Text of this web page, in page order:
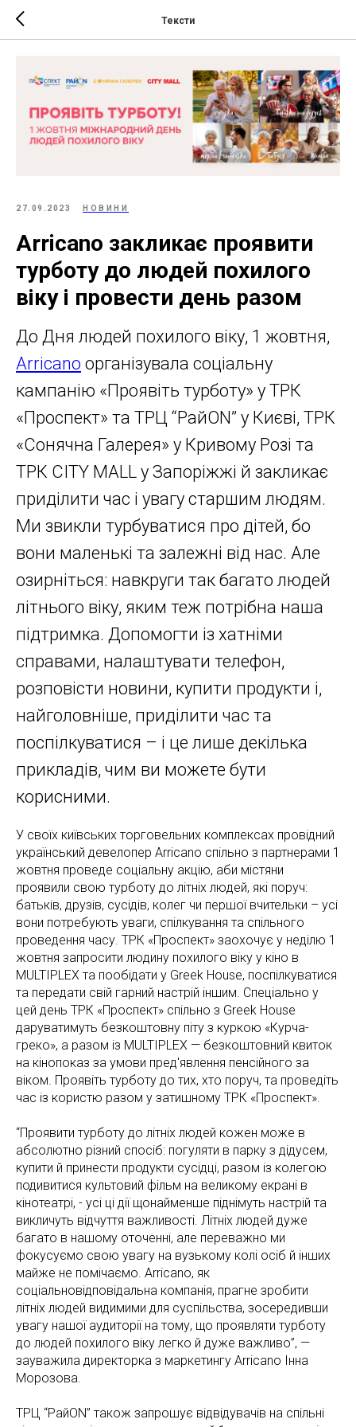
Тексти
27.09.2023 НОВИНИ
Arricano закликає проявити
турботу до людей похилого
віку і провести день разом
До Дня людей похилого віку, 1 жовтня,
Arricano організувала соціальну
кампанію «Проявіть турботу» у ТРК
«Проспект» та ТРЦ “РайON” у Києві, ТРК
«Сонячна Галерея» у Кривому Розі та
ТРК CITY MALL у Запоріжжі й закликає
приділити час і увагу старшим людям.
Ми звикли турбуватися про дітей, бо
вони маленькі та залежні від нас. Але
озирніться: навкруги так багато людей
літнього віку, яким теж потрібна наша
підтримка. Допомогти із хатніми
справами, налаштувати телефон,
розповісти новини, купити продукти і,
найголовніше, приділити час та
поспілкуватися – і це лише декілька
прикладів, чим ви можете бути
корисними.
У своїх київських торговельних комплексах провідний
український девелопер Arricano спільно з партнерами 1
жовтня проведе соціальну акцію, аби містяни
проявили свою турботу до літніх людей, які поруч:
батьків, друзів, сусідів, колег чи першої вчительки – усі
вони потребують уваги, спілкування та спільного
проведення часу. ТРК «Проспект» заохочує у неділю 1
жовтня запросити людину похилого віку у кіно в
MULTIPLEX та пообідати у Greek House, поспілкуватися
та передати свій гарний настрій іншим. Спеціально у
цей день ТРК «Проспект» спільно з Greek House
даруватимуть безкоштовну піту з куркою «Курча-
греко», а разом із MULTIPLEX — безкоштовний квиток
на кінопоказ за умови пред'явлення пенсійного за
віком. Проявіть турботу до тих, хто поруч, та проведіть
час із користю разом у затишному ТРК «Проспект».
“Проявити турботу до літніх людей кожен може в
абсолютно різний спосіб: погуляти в парку з дідусем,
купити й принести продукти сусідці, разом із колегою
подивитися культовий фільм на великому екрані в
кінотеатрі, - усі ці дії щонайменше піднімуть настрій та
викличуть відчуття важливості. Літніх людей дуже
багато в нашому оточенні, але переважно ми
фокусуємо свою увагу на вузькому колі осіб й інших
майже не помічаємо. Arricano, як
соціальновідповідальна компанія, прагне зробити
літніх людей видимими для суспільства, зосередивши
увагу нашої аудиторії на тому, що проявляти турботу
до людей похилого віку легко й дуже важливо”, —
зауважила директорка з маркетингу Arricano Інна
Морозова.
ТРЦ “РайON” також запрошує відвідувачів на спільні